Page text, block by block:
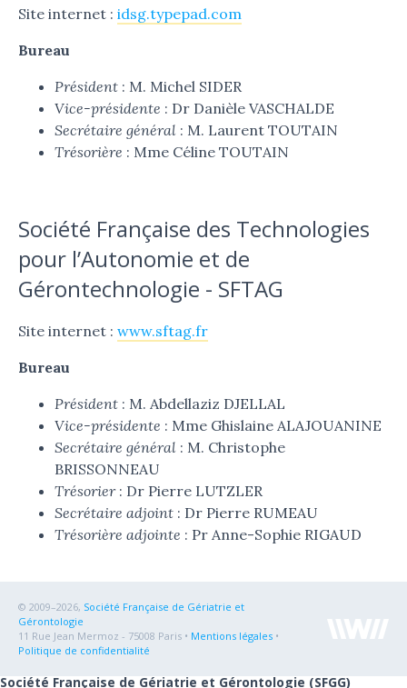
Site internet : idsg.typepad.com
Bureau
Président : M. Michel SIDER
Vice-présidente : Dr Danièle VASCHALDE
Secrétaire général : M. Laurent TOUTAIN
Trésorière : Mme Céline TOUTAIN
Société Française des Technologies
pour l’Autonomie et de
Gérontechnologie - SFTAG
Site internet : www.sftag.fr
Bureau
Président : M. Abdellaziz DJELLAL
Vice-présidente : Mme Ghislaine ALAJOUANINE
Secrétaire général : M. Christophe
BRISSONNEAU
Trésorier: Dr Pierre LUTZLER
Secrétaire adjoint : Dr Pierre RUMEAU
Trésorière adjointe : Pr Anne-Sophie RIGAUD
© 2009–2026, Société Française de Gériatrie et
Gérontologie
11 Rue Jean Mermoz - 75008 Paris • Mentions légales •
Politique de confidentialité
Société Française de Gériatrie et Gérontologie (SFGG)